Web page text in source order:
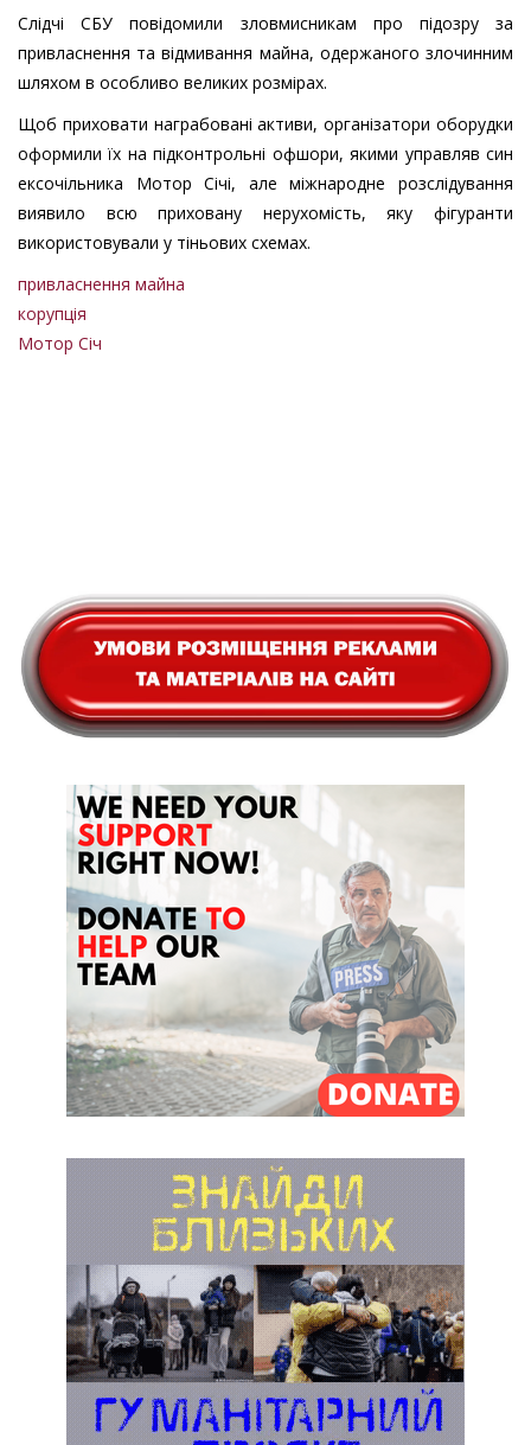
Слідчі СБУ повідомили зловмисникам про підозру за
привласнення та відмивання майна, одержаного злочинним
шляхом в особливо великих розмірах.
Щоб приховати награбовані активи, організатори оборудки
оформили їх на підконтрольні офшори, якими управляв син
ексочільника Мотор Січі, але міжнародне розслідування
виявило всю приховану нерухомість, яку фігуранти
використовували у тіньових схемах.
привласнення майна
корупція
Мотор Січ